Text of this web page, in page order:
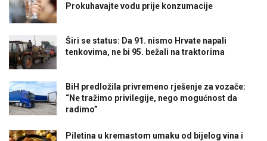
Prokuhavajte vodu prije konzumacije
Širi se status: Da 91. nismo Hrvate napali
tenkovima, ne bi 95. bežali na traktorima
BiH predložila privremeno rješenje za vozače:
“Ne tražimo privilegije, nego mogućnost da
radimo”
Piletina u kremastom umaku od bijelog vina i